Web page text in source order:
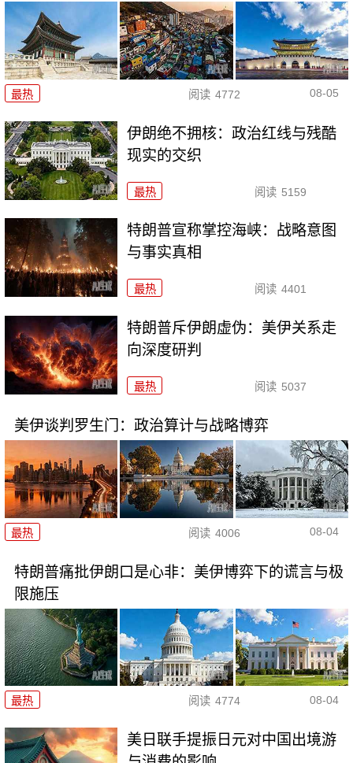
最热 阅读 4772 08-05
伊朗绝不拥核：政治红线与残酷
现实的交织
最热 阅读 5159
特朗普宣称掌控海峡：战略意图
与事实真相
最热 阅读 4401
特朗普斥伊朗虚伪：美伊关系走
向深度研判
最热 阅读 5037
美伊谈判罗生门：政治算计与战略博弈
最热 阅读 4006 08-04
特朗普痛批伊朗口是心非：美伊博弈下的谎言与极
限施压
最热 阅读 4774 08-04
美日联手提振日元对中国出境游